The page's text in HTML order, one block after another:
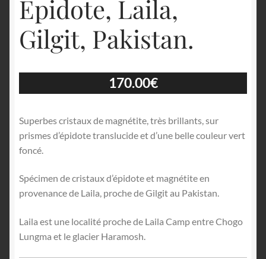
Épidote, Laila,
Gilgit, Pakistan.
170.00€
Superbes cristaux de magnétite, très brillants, sur
prismes d’épidote translucide et d’une belle couleur vert
foncé.
Spécimen de cristaux d’épidote et magnétite en
provenance de Laila, proche de Gilgit au Pakistan.
Laila est une localité proche de Laila Camp entre Chogo
Lungma et le glacier Haramosh.